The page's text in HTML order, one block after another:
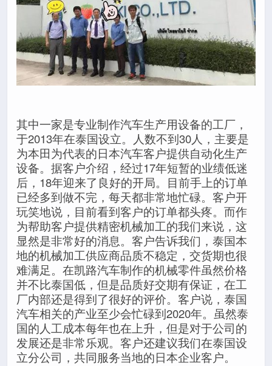
其中一家是专业制作汽车生产用设备的工厂，
于2013年在泰国设立。人数不到30人，主要是
为本田为代表的日本汽车客户提供自动化生产
设备。据客户介绍，经过17年短暂的业绩低迷
后，18年迎来了良好的开局。目前手上的订单
已经多到做不完，每天都非常地忙碌。客户开
玩笑地说，目前看到客户的订单都头疼。而作
为帮助客户提供精密机械加工的我们来说，这
显然是非常好的消息。客户告诉我们，泰国本
地的机械加工供应商品质不稳定，交货期也很
难满足。在凯路汽车制作的机械零件虽然价格
并不比泰国低，但是品质好交期有保证，在工
厂内部还是得到了很好的评价。客户说，泰国
汽车相关的产业至少会忙碌到2020年。虽然泰
国的人工成本每年也在上升，但是对于公司的
发展还是非常乐观。客户还建议我们在泰国设
立分公司，共同服务当地的日本企业客户。